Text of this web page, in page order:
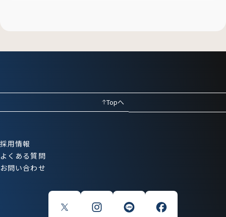
Topへ
採用情報
よくある質問
お問い合わせ